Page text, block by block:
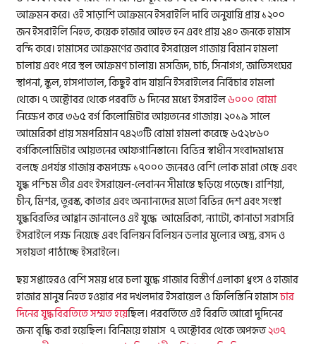
আক্রমন করে। ওই সাড়াশি আক্রমনে ইসরাইলি দাবি অনুযায়ি প্রায় ১২০০
জন ইসরাইলি নিহত, কয়েক হাজার আহত হন এবং প্রায় ২৪০ জনকে হামাস
বন্দি করে। হামাসের আক্রমণের জবাবে ইসরায়েল গাজায় বিমান হামলা
চালায় এবং পরে স্থল আক্রমণ চালায়। মসজিদ, চার্চ, সিনাগগ, জাতিসংঘের
স্থাপনা, স্কুল, হাসপাতাল, কিছুই বাদ যায়নি ইসরাইলের নির্বিচার হামলা
থেকে। ৭ অক্টোবর থেকে পরবর্তি ৬ দিনের মধ্যে ইসরাইল৬০০০ বোমা
নিক্ষেপ করে ৩৬৫ বর্গ কিলোমিটার আয়তনের গাজায়। ২০১৯ সালে
আমেরিকা প্রায় সমপরিমান ৭৪২৩টি বোমা হামলা করেছে ৬৫২৮৬০
বর্গকিলোমিটার আয়তনের আফগানিস্তানে। বিভিন্ন স্বাধীন সংবাদমাধ্যম
বলছে এপর্যন্ত গাজায় কমপক্ষে ১৭০০০ জনেরও বেশি লোক মারা গেছে এবং
যুদ্ধ পশ্চিম তীর এবং ইসরায়েল-লেবানন সীমান্তে ছড়িয়ে পড়েছে। রাশিয়া,
চীন, মিশর, তুরস্ক, কাতার এবং অন্যান্যদের মতো বিভিন্ন দেশ এবং সংস্থা
যুদ্ধবিরতির আহ্বান জানালেও এই যুদ্ধে আমেরিকা, ন্যাটো, কানাডা সরাসরি
ইসরাইলে পক্ষ নিয়েছে এবং বিলিয়ন বিলিয়ন ডলার মূল্যের অস্ত্র, রসদ ও
সহায়তা পাঠাচ্ছে ইসরাইলে।
ছয় সপ্তাহেরও বেশি সময় ধরে চলা যুদ্ধে গাজার বিস্তীর্ণ এলাকা ধ্বংস ও হাজার
হাজার মানুষ নিহত হওয়ার পর দখলদার ইসরায়েল ও ফিলিস্তিনি হামাসচার
দিনের যুদ্ধবিরতিতে সম্মত হয়েছিল। পরবর্তিতে এই বিরতি আরো দুদিনের
জন্য বৃদ্ধি করা হয়েছিল। বিনিময়ে হামাস ৭ অক্টোবর থেকে অপহৃত২৩৭